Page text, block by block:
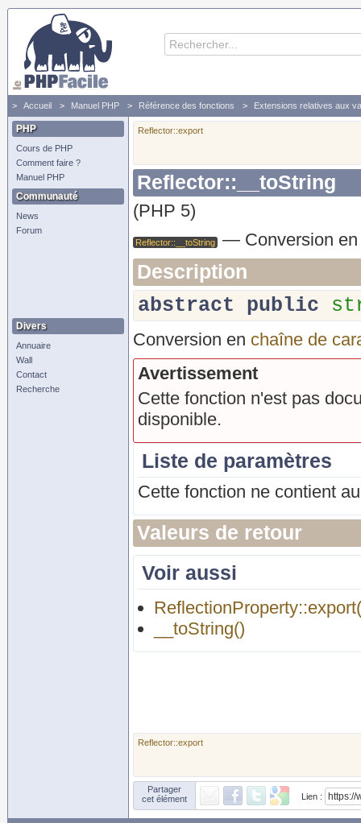
Accueil Manuel PHP Référence des fonctions Extensions relatives aux
PHP
Cours de PHP
Comment faire ?
Manuel PHP
Communauté
News
Forum
Divers
Annuaire
Wall
Contact
Recherche
Reflector::export
Reflector::__toString
(PHP 5)
Reflector::__toString — Conversion
Description
abstract
public
Conversion en chaîne de
Avertissement
Cette fonction n'est pas
disponible.
Liste de paramètres
Cette fonction ne contient
Valeurs de retour
Voir aussi
__toString()
Reflector::export
Partager
cet élément
Lien :